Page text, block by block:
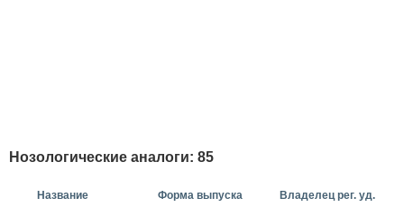
Нозологические аналоги: 85
Название Форма выпуска Владелец рег. уд.